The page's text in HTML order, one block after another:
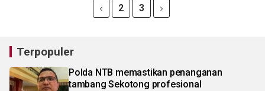
2 3
Terpopuler
Polda NTB memastikan penanganan
tambang Sekotong profesional